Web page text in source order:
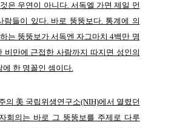
은 우연이 아니다. 서독엘 가면 제일 먼
람들이 있다. 바로 뚱뚱보다. 통계에 의
는 뚱뚱보가 서독엔 자그마치 4백만 명
비만에 근접한 사람까지 따지면 성인의
에 한 명꼴인 셈이다.
의 美 국립위생연구소(NIH)에서 열렸던
회의는 바로 그 뚱뚱보를 주제로 다루